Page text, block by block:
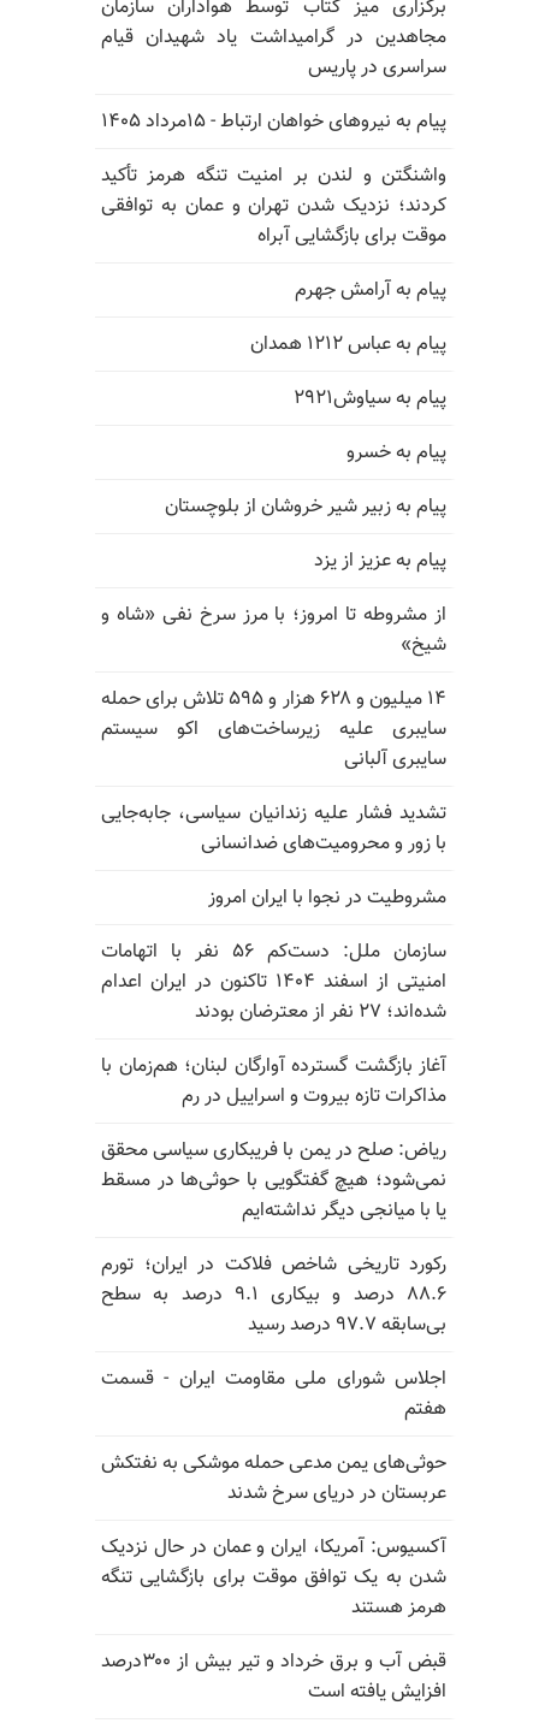
برگزاری میز کتاب توسط هواداران سازمان
مجاهدین در گرامیداشت یاد شهیدان قیام
سراسری در پاریس
پیام به نیروهای خواهان ارتباط - ۱۵مرداد ۱۴۰۵
واشنگتن و لندن بر امنیت تنگه هرمز تأکید
کردند؛ نزدیک شدن تهران و عمان به توافقی
موقت برای بازگشایی آبراه
پیام به آرامش جهرم
پیام به عباس ۱۲۱۲ همدان
پیام به سیاوش۲۹۲۱
پیام به خسرو
پیام به زبیر شیر خروشان از بلوچستان
پیام به عزیز از یزد
از مشروطه تا امروز؛ با مرز سرخ نفی «شاه و
شیخ»
۱۴ میلیون و ۶۲۸ هزار و ۵۹۵ تلاش برای حمله
سایبری علیه زیرساخت‌های اکو سیستم
سایبری آلبانی
تشدید فشار علیه زندانیان سیاسی، جابه‌جایی
با زور و محرومیت‌های ضدانسانی
مشروطیت در نجوا با ایران امروز
سازمان ملل: دست‌کم ۵۶ نفر با اتهامات
امنیتی از اسفند ۱۴۰۴ تاکنون در ایران اعدام
شده‌اند؛ ۲۷ نفر از معترضان بودند
آغاز بازگشت گسترده آوارگان لبنان؛ هم‌زمان با
مذاکرات تازه بیروت و اسراییل در رم
ریاض: صلح در یمن با فریبکاری سیاسی محقق
نمی‌شود؛ هیچ گفتگویی با حوثی‌ها در مسقط
یا با میانجی دیگر نداشته‌ایم
رکورد تاریخی شاخص فلاکت در ایران؛ تورم
۸۸.۶ درصد و بیکاری ۹.۱ درصد به سطح
بی‌سابقه ۹۷.۷ درصد رسید
اجلاس شورای ملی مقاومت ایران - قسمت
هفتم
حوثی‌های یمن مدعی حمله موشکی به نفتکش
عربستان در دریای سرخ شدند
آکسیوس: آمریکا، ایران و عمان در حال نزدیک
شدن به یک توافق موقت برای بازگشایی تنگه
هرمز هستند
قبض آب و برق خرداد و تیر بیش از ۳۰۰درصد
افزایش یافته است